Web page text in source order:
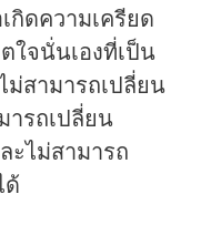
กิดความเครียด
ใจนั่นเองที่เป็น
ม่สามารถเปลี่ยน
รถเปลี่ยน
ะไม่สามารถ